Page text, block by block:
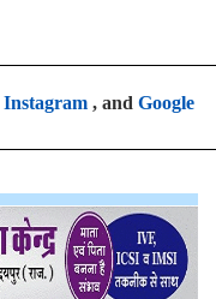
Instagram, and Google